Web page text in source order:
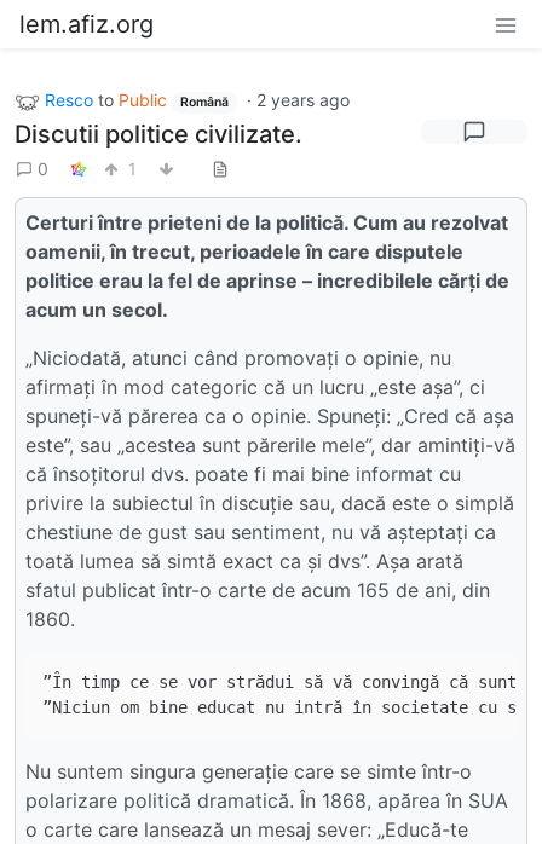
lem.afiz.org
Resco to Public Română · 2 years ago
Discutii politice civilizate.
0 1
Certuri între prieteni de la politică. Cum au rezolvat
oamenii, în trecut, perioadele în care disputele
politice erau la fel de aprinse – incredibilele cărți de
acum un secol.
„Niciodată, atunci când promovați o opinie, nu
afirmați în mod categoric că un lucru „este așa”, ci
spuneți-vă părerea ca o opinie. Spuneți: „Cred că așa
este”, sau „acestea sunt părerile mele”, dar amintiți-vă
că însoțitorul dvs. poate fi mai bine informat cu
privire la subiectul în discuție sau, dacă este o simplă
chestiune de gust sau sentiment, nu vă așteptați ca
toată lumea să simtă exact ca și dvs”. Așa arată
sfatul publicat într-o carte de acum 165 de ani, din
1860.
”În timp ce se vor strădui să vă convingă că sunt
Nu suntem singura generație care se simte într-o
polarizare politică dramatică. În 1868, apărea în SUA
o carte care lansează un mesaj sever: „Educă-te